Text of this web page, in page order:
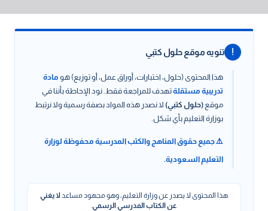
! تنويه موقع حلول كتبي
هذا المحتوى (حلول، اختبارات، أوراق عمل، أو توزيع) هو مادة
تدريبية مستقلةتهدف للمراجعة فقط. نود الإحاطة بأننا في
موقع (حلول كتبي) لا نصدر هذه المواد بصفة رسمية ولا نرتبط
بوزارة التعليم بأي شكل.
⚠️ جميع حقوق المناهج والكتب المدرسية محفوظة لوزارة
التعليم السعودية.
هذا المحتوى لا يصدر عن وزارة التعليم، وهو مجهود مساعدلا يغني
عن الكتاب المدرسي الرسمي.